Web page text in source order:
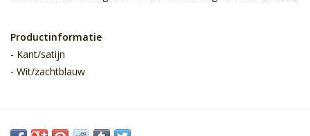
Productinformatie
- Kant/satijn
- Wit/zachtblauw